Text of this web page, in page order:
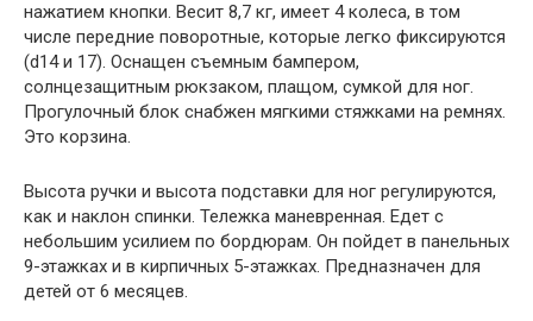
нажатием кнопки. Весит 8,7 кг, имеет 4 колеса, в том
числе передние поворотные, которые легко фиксируются
(d14 и 17). Оснащен съемным бампером,
солнцезащитным рюкзаком, плащом, сумкой для ног.
Прогулочный блок снабжен мягкими стяжками на ремнях.
Это корзина.
Высота ручки и высота подставки для ног регулируются,
как и наклон спинки. Тележка маневренная. Едет с
небольшим усилием по бордюрам. Он пойдет в панельных
9-этажках и в кирпичных 5-этажках. Предназначен для
детей от 6 месяцев.